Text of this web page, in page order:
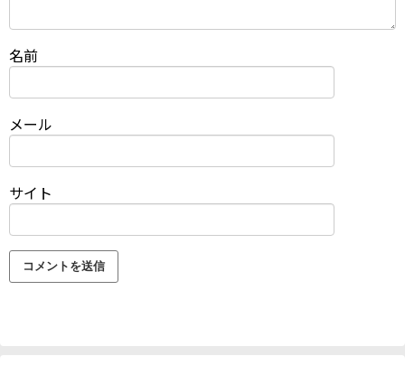
名前
メール
サイト